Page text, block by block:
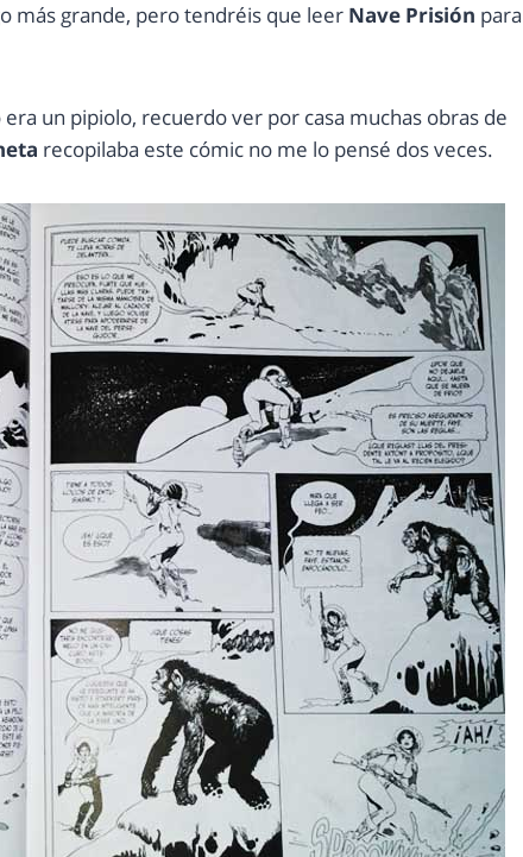
más grande, pero tendréis que leer Nave Prisión para
un pipiolo, recuerdo ver por casa muchas obras de
recopilaba este cómic no me lo pensé dos veces.